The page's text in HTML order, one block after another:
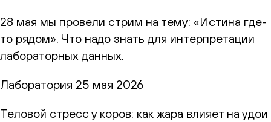
28 мая мы провели стрим на тему: «Истина где-
то рядом». Что надо знать для интерпретации
лабораторных данных.
Лаборатория 25 мая 2026
Теловой стресс у коров: как жара влияет на удои